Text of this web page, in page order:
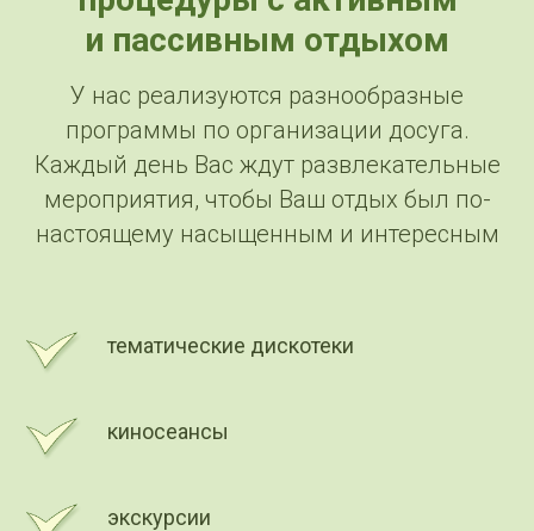
и пассивным отдыхом
У нас реализуются разнообразные
программы по организации досуга.
Каждый день Вас ждут развлекательные
мероприятия, чтобы Ваш отдых был по-
настоящему насыщенным и интересным
тематические дискотеки
киносеансы
экскурсии